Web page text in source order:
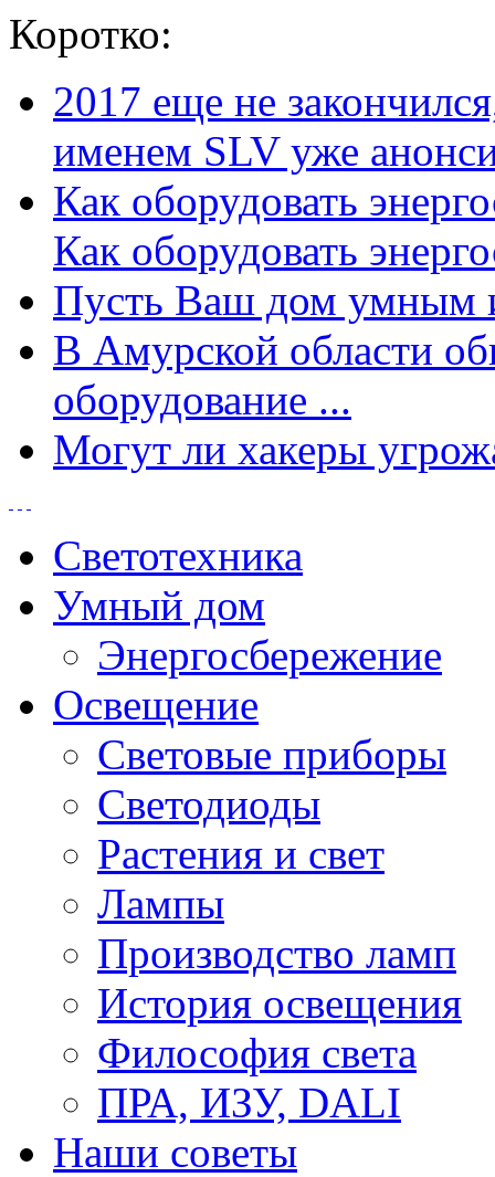
Коротко:
2017 еще не
именем SLV уже
Как оборудовать
Как оборудовать
Пусть Ваш дом умным
В Амурской области
оборудование ...
Могут ли хакеры
Светотехника
Умный дом
Энергосбережение
Освещение
Световые приборы
Светодиоды
Растения и свет
Лампы
Производство ламп
История освещения
Философия света
ПРА, ИЗУ, DALI
Наши советы